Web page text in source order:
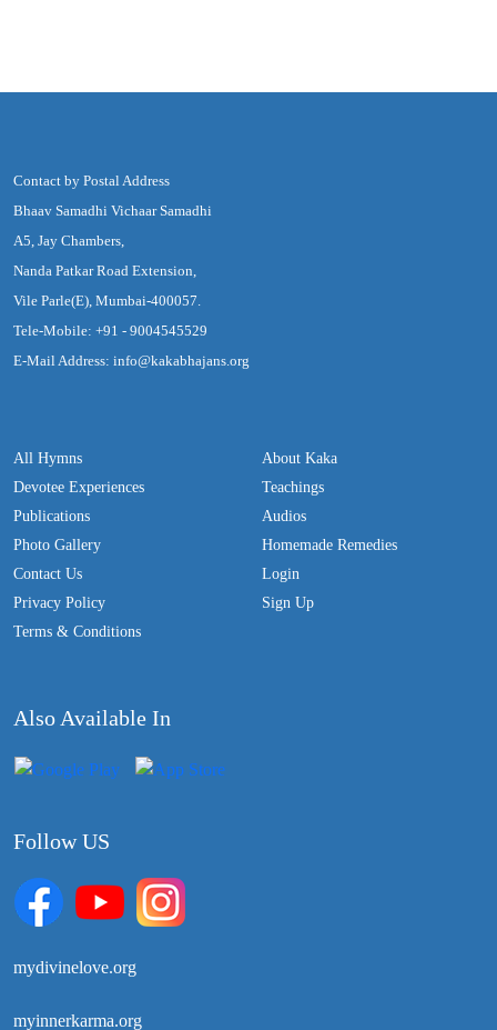
Contact by Postal Address
Bhaav Samadhi Vichaar Samadhi
A5, Jay Chambers,
Nanda Patkar Road Extension,
Vile Parle(E), Mumbai-400057.
Tele-Mobile: +91 - 9004545529
E-Mail Address: info@kakabhajans.org
All Hymns
Devotee Experiences
Publications
Photo Gallery
Contact Us
Privacy Policy
Terms & Conditions
About Kaka
Teachings
Audios
Homemade Remedies
Login
Sign Up
Also Available In
Follow US
mydivinelove.org
myinnerkarma.org